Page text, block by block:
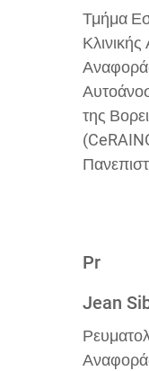
Τμήμα
της
Pr
Jean